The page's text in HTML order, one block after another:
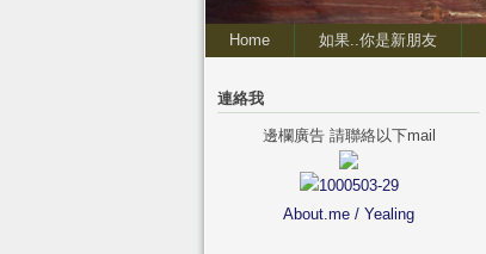
Home 如果..你是新朋友
連絡我
邊欄廣告 請聯絡以下mail
About.me / Yealing